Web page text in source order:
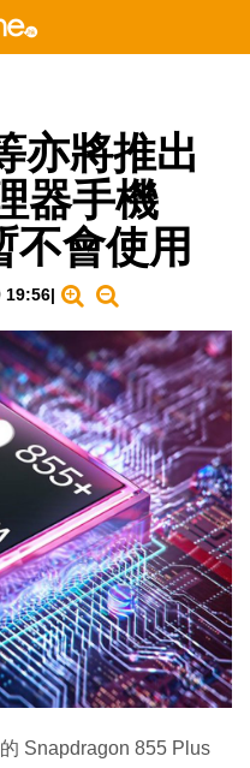
亦將推出
器手機
會使用
19:56|
Snapdragon 855 Plus